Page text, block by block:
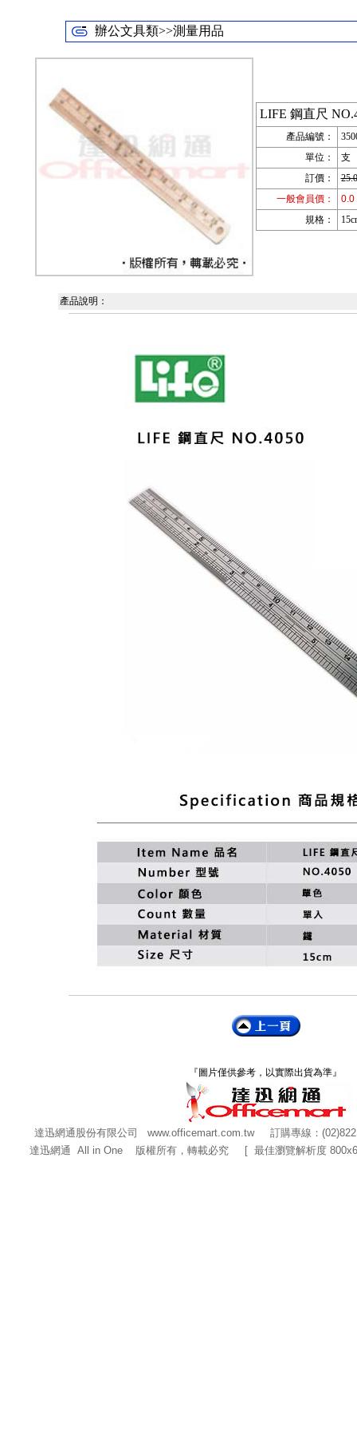
辦公文具類>>測量用品
LIFE 鋼直尺
產品編號：
單位：
支
訂價：
25.0
一般會員價：
0.0
規格：
產品說明：
『圖片僅供參考，以實際出貨為準』
達迅網通股份有限公司 www.officemart.com.tw訂購專線：
達迅網通 All in One 版權所有，轉載必究 [ 最佳瀏覽解析度